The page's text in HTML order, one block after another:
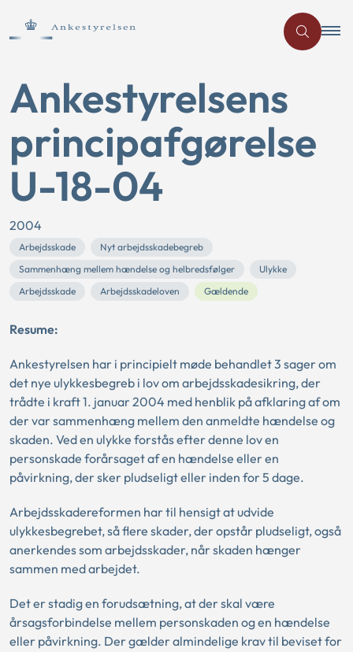
Ankestyrelsens
principafgørelse
U-18-04
2004
Arbejdsskade
Nyt arbejdsskadebegreb
Sammenhæng mellem hændelse og helbredsfølger
Ulykke
Arbejdsskade
Arbejdsskadeloven Gældende
Resume:
Ankestyrelsen har i principielt møde behandlet 3 sager om
det nye ulykkesbegreb i lov om arbejdsskadesikring, der
trådte i kraft 1. januar 2004 med henblik på afklaring af om
der var sammenhæng mellem den anmeldte hændelse og
skaden. Ved en ulykke forstås efter denne lov en
personskade forårsaget af en hændelse eller en
påvirkning, der sker pludseligt eller inden for 5 dage.
Arbejdsskadereformen har til hensigt at udvide
ulykkesbegrebet, så flere skader, der opstår pludseligt, også
anerkendes som arbejdsskader, når skaden hænger
sammen med arbejdet.
Det er stadig en forudsætning, at der skal være
årsagsforbindelse mellem personskaden og en hændelse
eller påvirkning. Der gælder almindelige krav til beviset for